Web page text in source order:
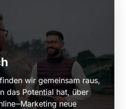
finden wir gemeinsam
das Potential hat,
über
Marketing
neue